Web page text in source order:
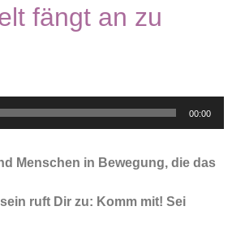
fängt an zu
00:00
Menschen in Bewegung, die das
ruft Dir zu: Komm mit! Sei